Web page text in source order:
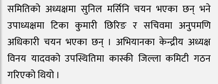
समितिको अध्यक्षमा सुनिल मर्सिनि चयन भएका छन् भने
उपाध्यक्षमा टिका कुमारी छिरिङ र सचिवमा अनुपमणि
अधिकारी चयन भएका छन् । अभियानका केन्द्रीय अध्यक्ष
विनय यादवको उपस्थितिमा कास्की जिल्ला कमिटी गठन
गरिएको थियो ।